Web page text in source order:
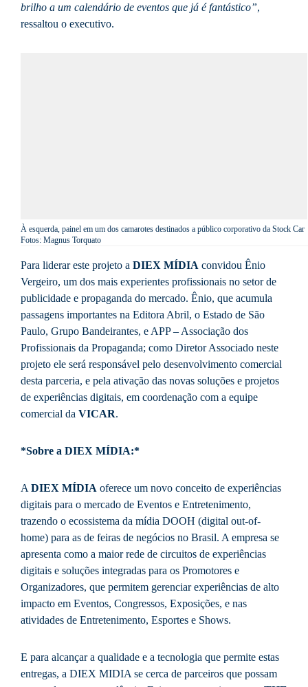
brilho a um calendário de eventos que já é fantástico”,
ressaltou o executivo.
À esquerda, painel em um dos camarotes destinados a público corporativo da Stock Car
Fotos: Magnus Torquato
Para liderar este projeto a DIEX MÍDIA convidou Ênio
Vergeiro, um dos mais experientes profissionais no setor de
publicidade e propaganda do mercado. Ênio, que acumula
passagens importantes na Editora Abril, o Estado de São
Paulo, Grupo Bandeirantes, e APP – Associação dos
Profissionais da Propaganda; como Diretor Associado neste
projeto ele será responsável pelo desenvolvimento comercial
desta parceria, e pela ativação das novas soluções e projetos
de experiências digitais, em coordenação com a equipe
comercial da VICAR.
*Sobre a DIEX MÍDIA:*
A DIEX MÍDIA oferece um novo conceito de experiências
digitais para o mercado de Eventos e Entretenimento,
trazendo o ecossistema da mídia DOOH (digital out-of-
home) para as de feiras de negócios no Brasil. A empresa se
apresenta como a maior rede de circuitos de experiências
digitais e soluções integradas para os Promotores e
Organizadores, que permitem gerenciar experiências de alto
impacto em Eventos, Congressos, Exposições, e nas
atividades de Entretenimento, Esportes e Shows.
E para alcançar a qualidade e a tecnologia que permite estas
entregas, a DIEX MIDIA se cerca de parceiros que possam